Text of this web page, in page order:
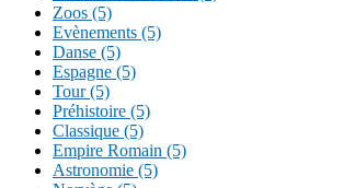
Zoos (5)
Evènements (5)
Danse (5)
Espagne (5)
Tour (5)
Préhistoire (5)
Classique (5)
Empire Romain (5)
Astronomie (5)